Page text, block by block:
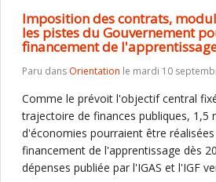
Imposition des contrats,
les pistes du Gouvernement
financement de l'apprentissage
Paru dans Orientation le mardi 10
Comme le prévoit l'objectif central
trajectoire de finances publiques, 1,5
d'économies pourraient être
financement de l'apprentissage dès
dépenses publiée par l'IGAS et l'IGF